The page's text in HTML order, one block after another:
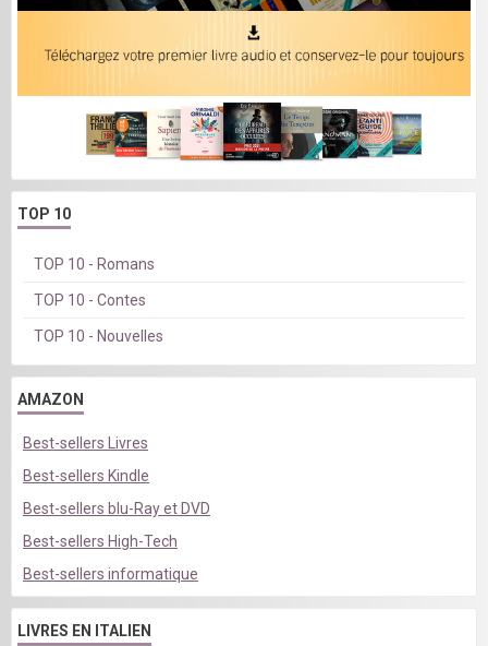
TOP 10
TOP 10 - Romans
TOP 10 - Contes
TOP 10 - Nouvelles
AMAZON
Best-sellers Livres
Best-sellers Kindle
Best-sellers blu-Ray et DVD
Best-sellers High-Tech
Best-sellers informatique
LIVRES EN ITALIEN